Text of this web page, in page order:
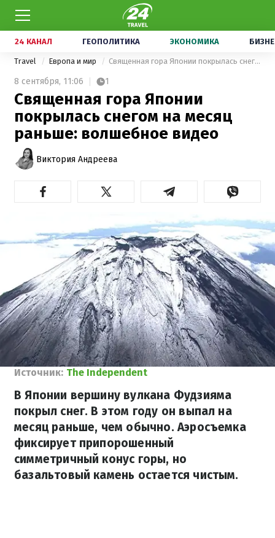
24 КАНАЛ ГЕОПОЛИТИКА ЭКОНОМИКА
Travel Европа и мир Священная гора Японии покрылась снегом на месяц раньше: волшебное видео
8 сентября, 11:06 1
Священная гора Японии
покрылась снегом на месяц
раньше: волшебное видео
Виктория Андреева
Источник: The Independent
В Японии вершину вулкана Фудзияма
покрыл снег. В этом году он выпал на
месяц раньше, чем обычно. Аэросъемка
фиксирует припорошенный
симметричный конус горы, но
базальтовый камень остается чистым.